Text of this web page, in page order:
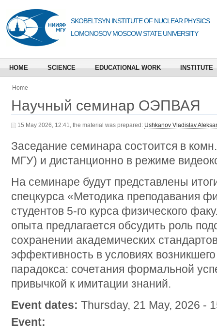
SKOBELTSYN INSTITUTE OF NUCLEAR PHYSICS
LOMONOSOV MOSCOW STATE UNIVERSITY
HOME SCIENCE EDUCATIONAL WORK INSTITUTE
Home
Научный семинар ОЭПВАЯ
15 May 2026, 12:41, the material was prepared: Ushkanov Vladislav
Заседание семинара состоится в
МГУ) и дистанционно в режиме
На семинаре будут представлены
спецкурса «Методика преподавания
студентов 5-го курса физического
опыта предлагается обсудить роль
сохранении академических
эффективность в условиях
парадокса: сочетания формальной
привычкой к имитации знаний.
Event dates: Thursday, 21 May, 2026 -
Event: